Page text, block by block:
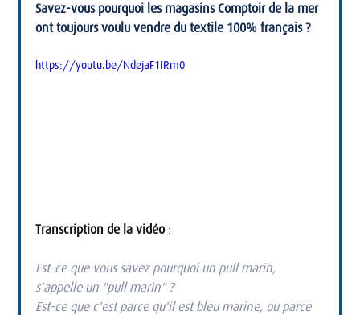
Savez-vous pourquoi les magasins Comptoir de la mer
ont toujours voulu vendre du textile 100% français ?
https://youtu.be/NdejaF1IRm0
Transcription de la vidéo :
Est-ce que vous savez pourquoi un pull marin,
s'appelle un "pull marin" ?
Est-ce que c'est parce qu'il est bleu marine, ou parce